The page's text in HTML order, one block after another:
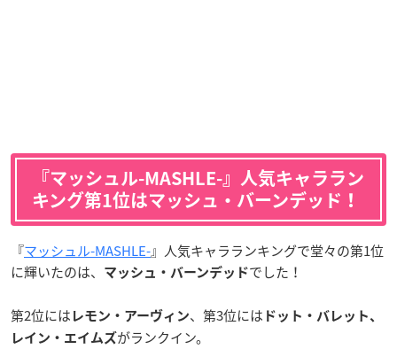
『マッシュル-MASHLE-』人気キャララン
キング第1位はマッシュ・バーンデッド！
『マッシュル-MASHLE-』人気キャラランキングで堂々の第1位
に輝いたのは、
マッシュ・バーンデッドでした！
第2位には レモン・アーヴィン、第3位には ドット・バレット、
レイン・エイムズ がランクイン。